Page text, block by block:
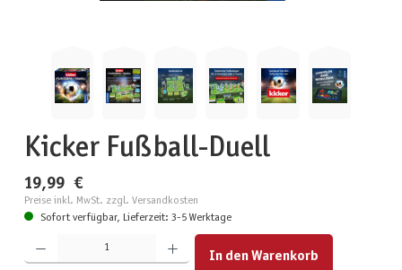
Kicker Fußball-Duell
19,99 €
Preise inkl. MwSt. zzgl. Versandkosten
Sofort verfügbar, Lieferzeit: 3-5 Werktage
Produkt Anzahl: Gib den gewünschten Wert ein oder benutze die Schaltflächen um die Anzahl zu
In den Warenkorb